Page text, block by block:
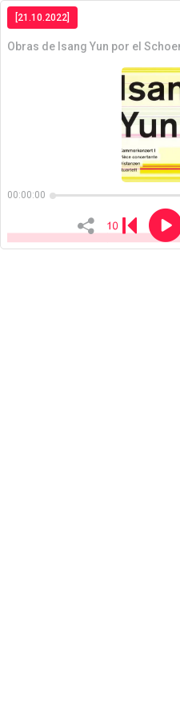
[21.10.2022]
Obras de Isang Yun por el
00:00:00